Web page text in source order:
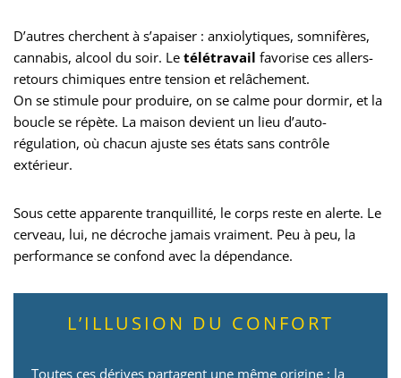
D’autres cherchent à s’apaiser : anxiolytiques, somnifères,
cannabis, alcool du soir. Le télétravail favorise ces allers-
retours chimiques entre tension et relâchement.
On se stimule pour produire, on se calme pour dormir, et la
boucle se répète. La maison devient un lieu d’auto-
régulation, où chacun ajuste ses états sans contrôle
extérieur.
Sous cette apparente tranquillité, le corps reste en alerte. Le
cerveau, lui, ne décroche jamais vraiment. Peu à peu, la
performance se confond avec la dépendance.
L’ILLUSION DU CONFORT
Toutes ces dérives partagent une même origine : la